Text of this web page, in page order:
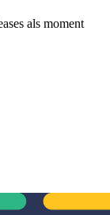
als moment